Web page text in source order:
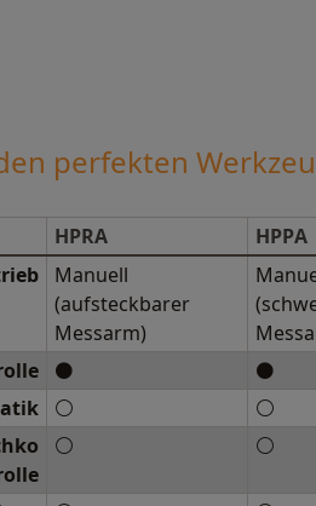
perfekten
HPRA HPPA
Manuell
(aufsteckbarer
Messarm)
⚫ ⚫
⚪ ⚪
⚪ ⚪